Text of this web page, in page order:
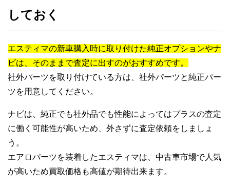
しておく
エスティマの新車購入時に取り付けた純正オプションやナ
ビは、そのままで査定に出すのがおすすめです。
社外パーツを取り付けている方は、社外パーツと純正パー
ツを用意してください。
ナビは、純正でも社外品でも性能によってはプラスの査定
に働く可能性が高いため、外さずに査定依頼をしましょ
う。
エアロパーツを装着したエスティマは、中古車市場で人気
が高いため買取価格も高値が期待出来ます。